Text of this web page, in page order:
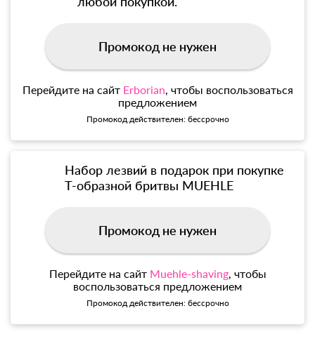
Промокод не нужен
Перейдите на сайт Erborian, чтобы воспользоваться
предложением
Промокод действителен: бессрочно
Набор лезвий в подарок при покупке
Т-образной бритвы MUEHLE
Промокод не нужен
Перейдите на сайт Muehle-shaving, чтобы
воспользоваться предложением
Промокод действителен: бессрочно